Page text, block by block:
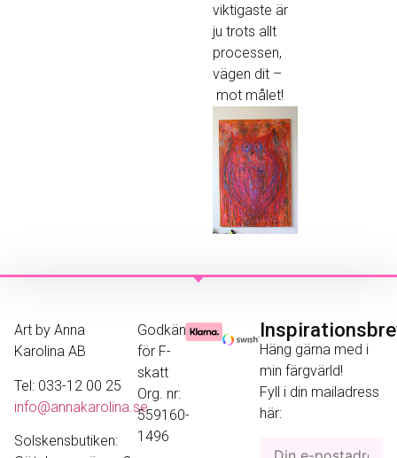
viktigaste är
ju trots allt
processen,
vägen dit –
mot målet!
Art by Anna
Karolina AB
Tel: 033-12 00 25
info@annakarolina.se
Solskensbutiken:
Godkänd
för F-
skatt
Org. nr:
559160-
1496
Häng gärna med i
min färgvärld!
Fyll i din mailadress
här: